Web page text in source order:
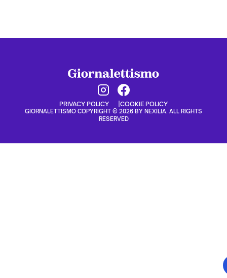
PRIVACY POLICY COOKIE POLICY
GIORNALETTISMO COPYRIGHT © 2026 BY NEXILIA. ALL RIGHTS
RESERVED